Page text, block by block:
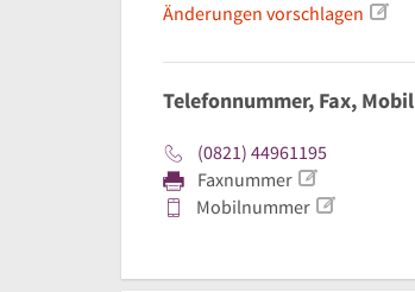
Änderungen vorschlagen
Telefonnummer, Fax, Mobil
(0821) 44961195
Faxnummer
Mobilnummer